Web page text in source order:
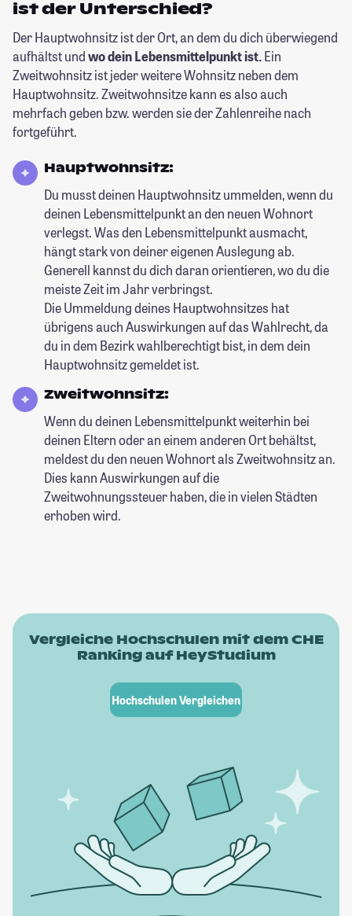
ist der Unterschied?
Der Hauptwohnsitz ist der Ort, an dem du dich überwiegend
aufhältst undwo dein Lebensmittelpunkt ist.Ein
Zweitwohnsitz ist jeder weitere Wohnsitz neben dem
Hauptwohnsitz. Zweitwohnsitze kann es also auch
mehrfach geben bzw. werden sie der Zahlenreihe nach
fortgeführt.
Hauptwohnsitz:
Du musst deinen Hauptwohnsitz ummelden, wenn du
deinen Lebensmittelpunkt an den neuen Wohnort
verlegst. Was den Lebensmittelpunkt ausmacht,
hängt stark von deiner eigenen Auslegung ab.
Generell kannst du dich daran orientieren, wo du die
meiste Zeit im Jahr verbringst.
Die Ummeldung deines Hauptwohnsitzes hat
übrigens auch Auswirkungen auf das Wahlrecht, da
du in dem Bezirk wahlberechtigt bist, in dem dein
Hauptwohnsitz gemeldet ist.
Zweitwohnsitz:
Wenn du deinen Lebensmittelpunkt weiterhin bei
deinen Eltern oder an einem anderen Ort behältst,
meldest du den neuen Wohnort als Zweitwohnsitz an.
Dies kann Auswirkungen auf die
Zweitwohnungssteuer haben, die in vielen Städten
erhoben wird.
Vergleiche Hochschulen mit dem CHE
Ranking auf HeyStudium
Hochschulen Vergleichen